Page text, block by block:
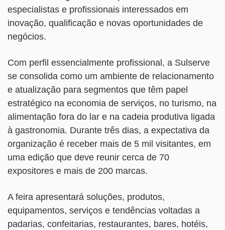
especialistas e profissionais interessados em
inovação, qualificação e novas oportunidades de
negócios.
Com perfil essencialmente profissional, a Sulserve
se consolida como um ambiente de relacionamento
e atualização para segmentos que têm papel
estratégico na economia de serviços, no turismo, na
alimentação fora do lar e na cadeia produtiva ligada
à gastronomia. Durante três dias, a expectativa da
organização é receber mais de 5 mil visitantes, em
uma edição que deve reunir cerca de 70
expositores e mais de 200 marcas.
A feira apresentará soluções, produtos,
equipamentos, serviços e tendências voltadas a
padarias, confeitarias, restaurantes, bares, hotéis,